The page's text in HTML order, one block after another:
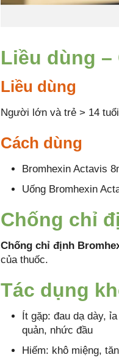
Liều dùng
Liều dùng
Người lớn và trẻ > 14
Cách dùng
Bromhexin Actavis
Uống Bromhexin
Chống chỉ
Chống chỉ định
của thuốc.
Tác dụng
Ít gặp: đau dạ dày,
quản, nhức đầu
Hiếm: khô miệng,